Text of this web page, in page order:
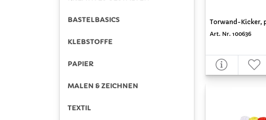
BASTELBASICS
KLEBSTOFFE
PAPIER
MALEN & ZEICHNEN
TEXTIL
Torwand-Kicker,
Art. Nr. 100636